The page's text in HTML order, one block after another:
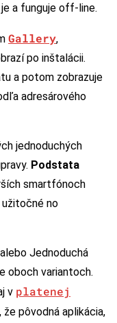
a funguje off-line.
Gallery,
po inštalácii.
a potom zobrazuje
adresárového
jednoduchých
Podstata
smartfónoch
no
alebo Jednoduchá
oboch variantoch.
v platenej
že pôvodná aplikácia,